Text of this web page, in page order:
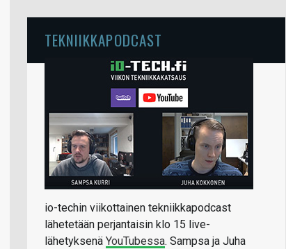
TEKNIIKKAPODCAST
io-techin viikottainen tekniikkapodcast
lähetetään perjantaisin klo 15 live-
lähetyksenä YouTubessa. Sampsa ja Juha